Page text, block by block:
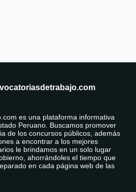
es una plataforma informativa
Peruano. Buscamos promover
de los concursos públicos, además
a encontrar a los mejores
le brindamos en un solo lugar
ahorrándoles el tiempo que
en cada página web de las